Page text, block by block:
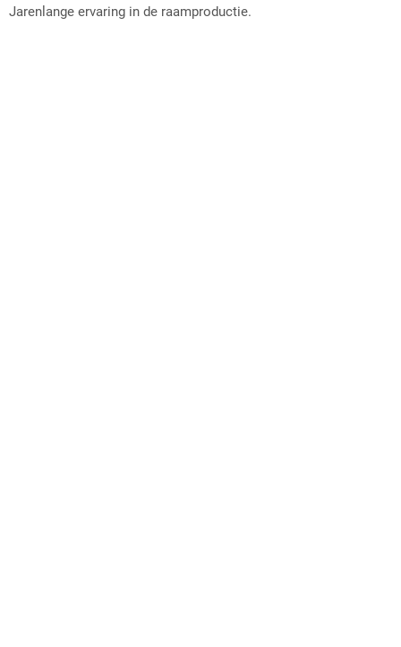
Jarenlange ervaring in de raamproductie.